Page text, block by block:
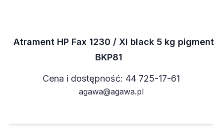
Atrament HP Fax 1230 / XI black 5 kg pigment
BKP81
Cena i dostępność: 44 725-17-61
agawa@agawa.pl